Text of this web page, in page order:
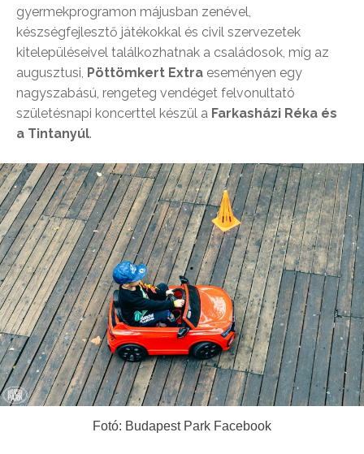
gyermekprogramon májusban zenével,
készségfejlesztő játékokkal és civil szervezetek
kitelepüléseivel találkozhatnak a családosok, míg az
augusztusi, Pöttömkert Extra eseményen egy
nagyszabású, rengeteg vendéget felvonultató
születésnapi koncerttel készül a Farkasházi Réka és
a Tintanyúl.
Fotó: Budapest Park Facebook